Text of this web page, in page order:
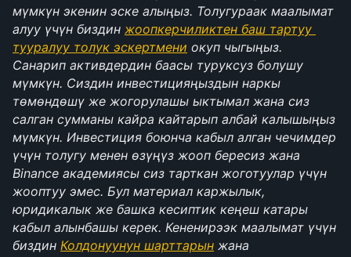
мүмкүн экенин эске алыңыз. Толугураак маалымат
алуу үчүн биздин жоопкерчиликтен баш тартуу
тууралуу толук эскертмени окуп чыгыңыз.
Санарип активдердин баасы туруксуз болушу
мүмкүн. Сиздин инвестицияңыздын наркы
төмөндөшү же жогорулашы ыктымал жана сиз
салган сумманы кайра кайтарып албай калышыңыз
мүмкүн. Инвестиция боюнча кабыл алган чечимдер
үчүн толугу менен өзүңүз жооп бересиз жана
Binance академиясы сиз тарткан жоготуулар үчүн
жооптуу эмес. Бул материал каржылык,
юридикалык же башка кесиптик кеңеш катары
кабыл алынбашы керек. Кененирээк маалымат үчүн
биздин Колдонуунун шарттарын